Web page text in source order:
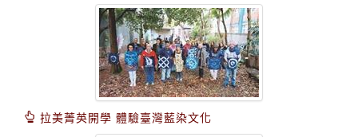
拉美菁英開學 體驗臺灣藍染文化